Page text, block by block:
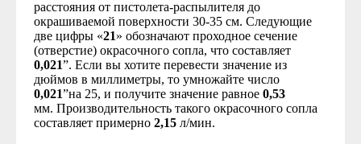
расстояния от пистолета-распылителя до
окрашиваемой поверхности 30-35 см. Следующие
две цифры «21» обозначают проходное сечение
(отверстие) окрасочного сопла, что составляет
0,021”. Если вы хотите перевести значение из
дюймов в миллиметры, то умножайте число
0,021”на 25, и получите значение равное 0,53
мм. Производительность такого окрасочного сопла
составляет примерно 2,15 л/мин.